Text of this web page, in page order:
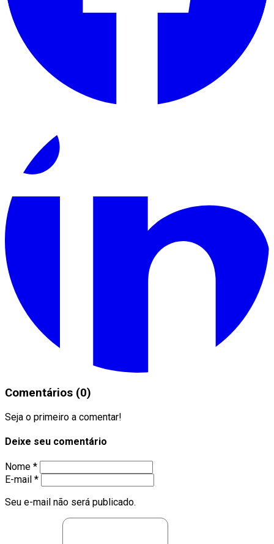
Comentários (0)
Seja o primeiro a comentar!
Deixe seu comentário
Nome *
E-mail *
Seu e-mail não será publicado.